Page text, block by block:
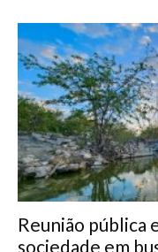
Reunião pública
sociedade em